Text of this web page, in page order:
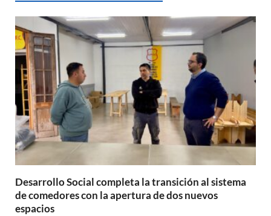
A
p
p
o
o
ar
ti
r
Desarrollo Social completa la transición al sistema
de comedores con la apertura de dos nuevos
espacios